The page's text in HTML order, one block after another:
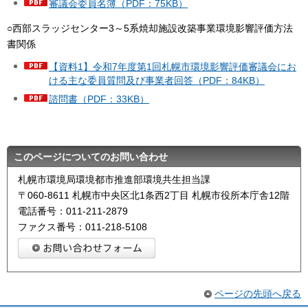
審議会委員名簿（PDF：75KB）
○西部スラッジセンター3～5系焼却施設改築事業環境影響評価方法
書関係
【資料1】令和7年度第1回札幌市環境影響評価審議会にお
ける主な委員質問及び事業者回答（PDF：84KB）
諮問書（PDF：33KB）
このページについてのお問い合わせ
札幌市環境局環境都市推進部環境共生担当課
〒060-8611 札幌市中央区北1条西2丁目 札幌市役所本庁舎12階
電話番号：011-211-2879
ファクス番号：011-218-5108
ページの先頭へ戻る